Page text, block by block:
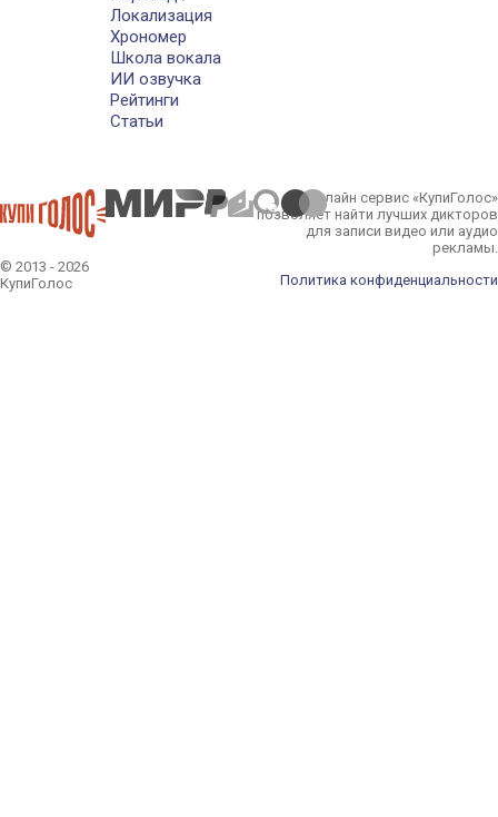
Локализация
Хрономер
Школа вокала
ИИ озвучка
Рейтинги
Статьи
© 2013 - 2026
КупиГолос
Онлайн сервис «КупиГолос»
позволяет найти лучших дикторов
для записи видео или аудио
рекламы.
Политика конфиденциальности